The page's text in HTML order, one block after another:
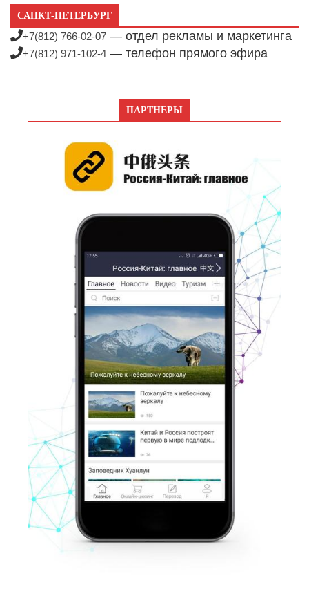
САНКТ-ПЕТЕРБУРГ
+7(812) 766-02-07 — отдел рекламы и маркетинга
+7(812) 971-102-4 — телефон прямого эфира
ПАРТНЕРЫ